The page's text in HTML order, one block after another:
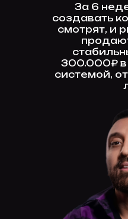
За 6
создавать
смотрят, и
300.000₽ в
системой,